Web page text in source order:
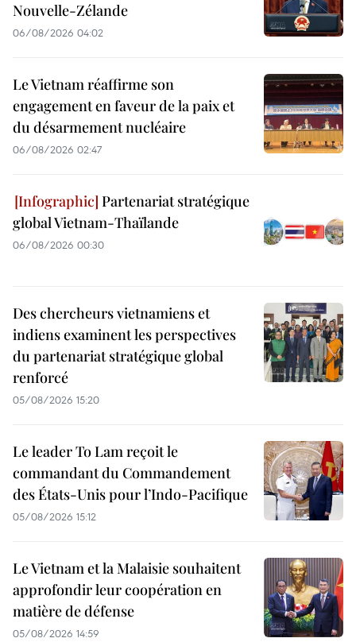
Nouvelle-Zélande
06/08/2026 04:02
Le Vietnam réaffirme son
engagement en faveur de la paix et
du désarmement nucléaire
06/08/2026 02:47
Partenariat stratégique
global Vietnam-Thaïlande
06/08/2026 00:30
Des chercheurs vietnamiens et
indiens examinent les perspectives
du partenariat stratégique global
renforcé
05/08/2026 15:20
Le leader To Lam reçoit le
commandant du Commandement
des États-Unis pour l’Indo-Pacifique
05/08/2026 15:12
Le Vietnam et la Malaisie souhaitent
approfondir leur coopération en
matière de défense
05/08/2026 14:59